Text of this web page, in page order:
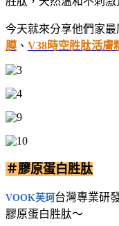
今天就來分享他們家
膜 、 V38時空胜肽活膚
＃膠原蛋白胜肽
VOOK芙珂 台灣專業研
膠原蛋白胜肽～